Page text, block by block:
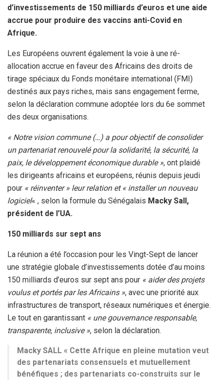
d’investissements de 150 milliards d’euros et une aide
accrue pour produire des vaccins anti-Covid en
Afrique.
Les Européens ouvrent également la voie à une ré-
allocation accrue en faveur des Africains des droits de
tirage spéciaux du Fonds monétaire international (FMI)
destinés aux pays riches, mais sans engagement ferme,
selon la déclaration commune adoptée lors du 6e sommet
des deux organisations.
« Notre vision commune (…) a pour objectif de consolider
un partenariat renouvelé pour la solidarité, la sécurité, la
paix, le développement économique durable », ont plaidé
les dirigeants africains et européens, réunis depuis jeudi
pour « réinventer » leur relation et « installer un nouveau
logiciel« , selon la formule du Sénégalais Macky Sall,
président de l’UA.
150 milliards sur sept ans
La réunion a été l’occasion pour les Vingt-Sept de lancer
une stratégie globale d’investissements dotée d’au moins
150 milliards d’euros sur sept ans pour « aider des projets
voulus et portés par les Africains », avec une priorité aux
infrastructures de transport, réseaux numériques et énergie.
Le tout en garantissant « une gouvernance responsable,
transparente, inclusive », selon la déclaration.
Macky SALL « Cette Afrique en pleine mutation veut
des partenariats consensuels et mutuellement
bénéfiques ; des partenariats co-construits sur le